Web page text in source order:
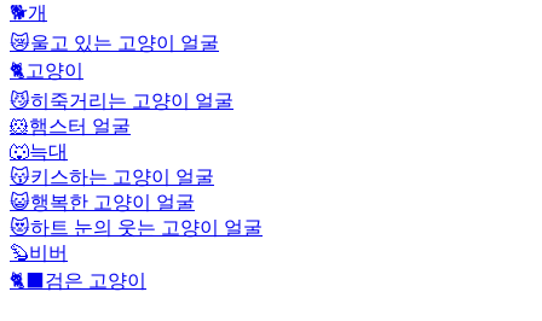
🐕개
😿울고 있는 고양이 얼굴
🐈고양이
😼히죽거리는 고양이 얼굴
🐹햄스터 얼굴
🐺늑대
😽키스하는 고양이 얼굴
😺행복한 고양이 얼굴
😻하트 눈의 웃는 고양이 얼굴
🦫비버
🐈‍⬛ 검은 고양이